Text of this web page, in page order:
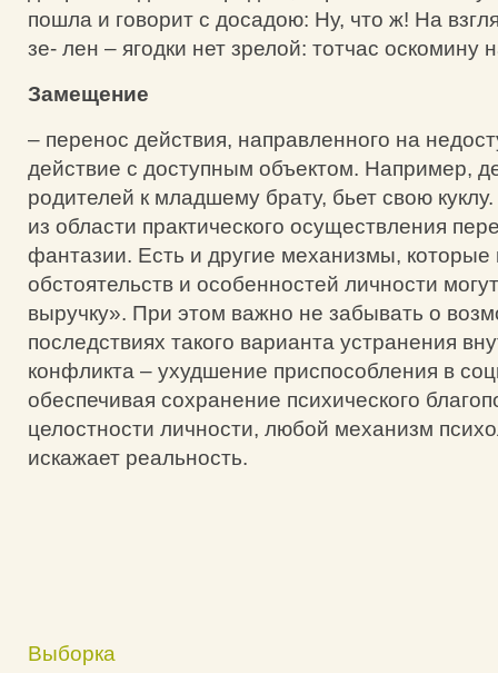
пошла и говорит с досадою: Ну, что ж! На
зе- лен – ягодки нет зрелой: тотчас оскомину
Замещение
– перенос действия, направленного на
действие с доступным объектом. Например,
родителей к младшему брату, бьет свою
из области практического осуществления
фантазии. Есть и другие механизмы, которые
обстоятельств и особенностей личности
выручку». При этом важно не забывать о
последствиях такого варианта устранения
конфликта – ухудшение приспособления в
обеспечивая сохранение психического
целостности личности, любой механизм
искажает реальность.
Выборка